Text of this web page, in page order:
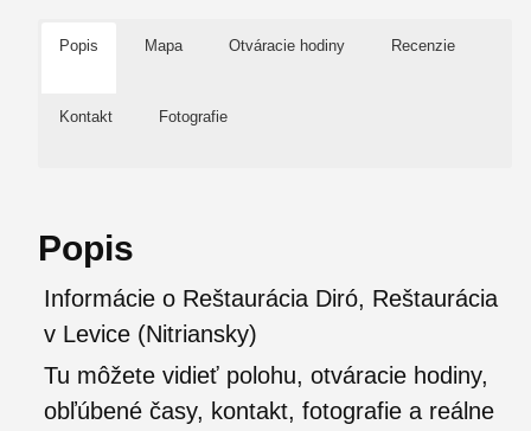
Popis Mapa Otváracie hodiny Recenzie
Kontakt Fotografie
Popis
Informácie o Reštaurácia Diró, Reštaurácia
v Levice (Nitriansky)
Tu môžete vidieť polohu, otváracie hodiny,
obľúbené časy, kontakt, fotografie a reálne